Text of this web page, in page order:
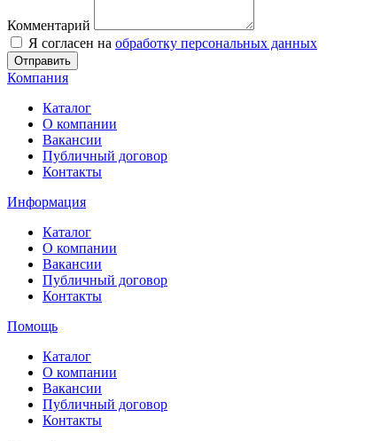
Комментарий
Я согласен на обработку персональных данных
Отправить
Компания
Каталог
О компании
Вакансии
Публичный договор
Контакты
Информация
Каталог
О компании
Вакансии
Публичный договор
Контакты
Помощь
Каталог
О компании
Вакансии
Публичный договор
Контакты